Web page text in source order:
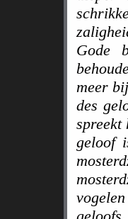
Gode
meer
des
spreekt
geloof